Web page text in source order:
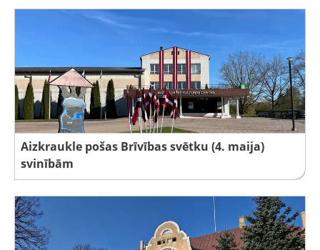
Aizkraukle pošas Brīvības svētku (4. maija)
svinībām